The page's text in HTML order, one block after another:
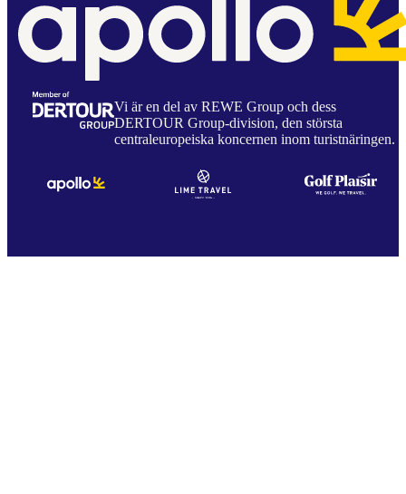
Vi är en del av REWE Group och dess
DERTOUR Group-division, den största
centraleuropeiska koncernen inom turistnäringen.